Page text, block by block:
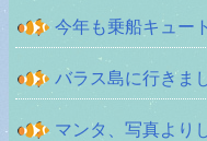
今年も乗船キュー
バラス島に行きま
マンタ、写真より